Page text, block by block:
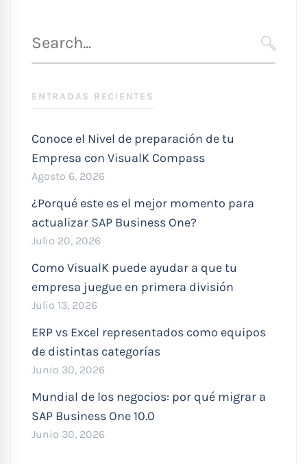
para
ENTRADAS RECIENTES
Conoce el Nivel de preparación de tu
Empresa con VisualK Compass
Agosto 6, 2026
¿Porqué este es el mejor momento para
actualizar SAP Business One?
Julio 20, 2026
Como VisualK puede ayudar a que tu
empresa juegue en primera división
Julio 13, 2026
ERP vs Excel representados como equipos
de distintas categorías
Junio 30, 2026
Mundial de los negocios: por qué migrar a
SAP Business One 10.0
Junio 30, 2026